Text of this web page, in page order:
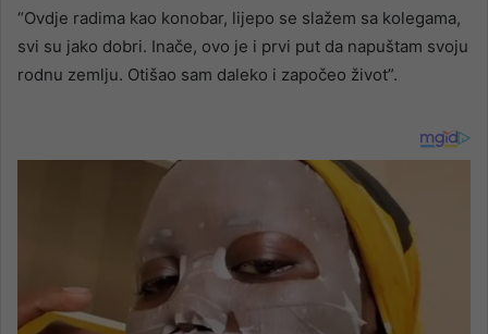
“Ovdje radima kao konobar, lijepo se slažem sa kolegama,
svi su jako dobri. Inače, ovo je i prvi put da napuštam svoju
rodnu zemlju. Otišao sam daleko i započeo život”.